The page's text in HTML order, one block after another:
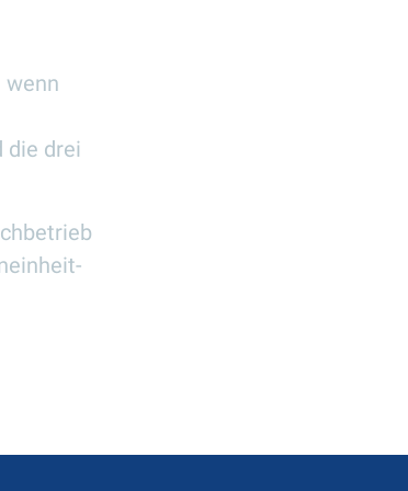
wenn
die drei